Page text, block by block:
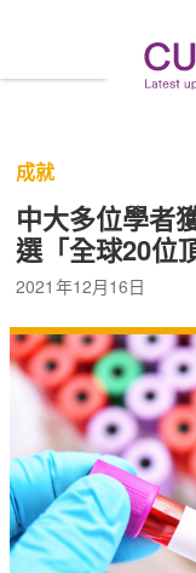
成就
中大多位學者
選「全球20位
2021年12月16日